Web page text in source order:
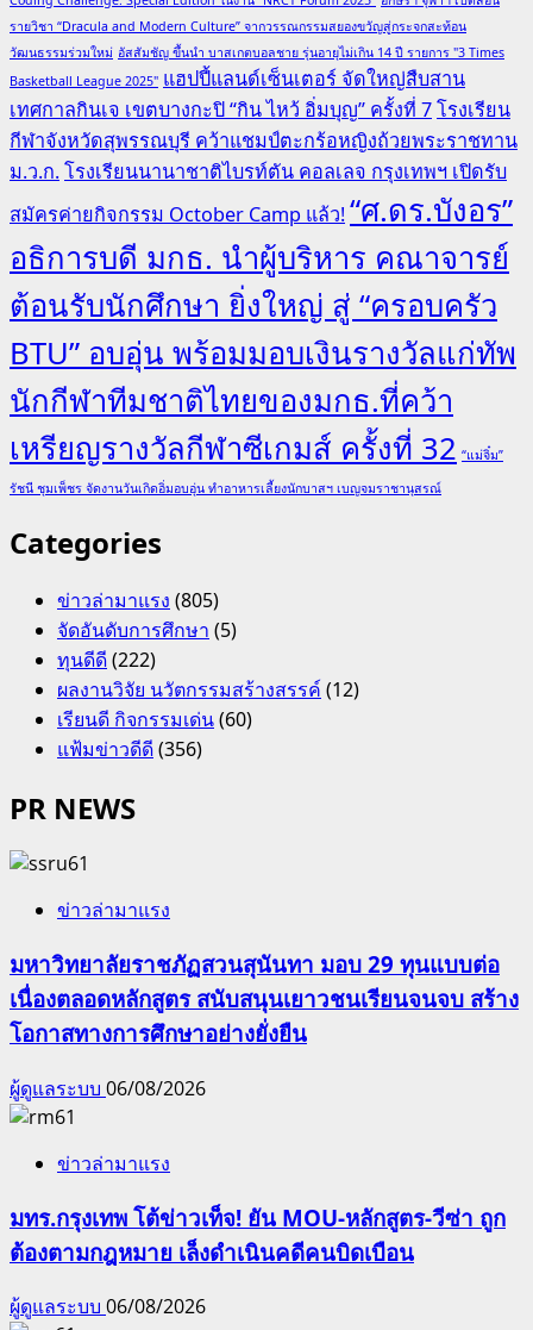
รายวิชา “Dracula and Modern Culture” จากวรรณกรรมสยองขวัญสู่กระจกสะท้อน
วัฒนธรรมร่วมใหม่ อัสสัมชัญ ขึ้นนำ บาสเกตบอลชาย รุ่นอายุไม่เกิน 14 ปี รายการ "3 Times
Basketball League 2025" แฮปปี้แลนด์เซ็นเตอร์ จัดใหญ่สืบสาน
เทศกาลกินเจ เขตบางกะปิ “กิน ไหว้ อิ่มบุญ” ครั้งที่ 7โรงเรียน
กีฬาจังหวัดสุพรรณบุรี คว้าแชมป์ตะกร้อหญิงถ้วยพระราชทาน
ม.ว.ก.โรงเรียนนานาชาติไบรท์ตัน คอลเลจ กรุงเทพฯ เปิดรับ
สมัครค่ายกิจกรรม October Camp แล้ว!“ศ.ดร.บังอร”
อธิการบดี มกธ. นำผู้บริหาร คณาจารย์
ต้อนรับนักศึกษา ยิ่งใหญ่ สู่ “ครอบครัว
BTU” อบอุ่น พร้อมมอบเงินรางวัลแก่ทัพ
นักกีฬาทีมชาติไทยของมกธ.ที่คว้า
เหรียญรางวัลกีฬาซีเกมส์ ครั้งที่ 32 “แม่จิ๋ม”
รัชนี ชุมเพ็ชร จัดงานวันเกิดอิ่มอบอุ่น ทำอาหารเลี้ยงนักบาสฯ เบญจมราชานุสรณ์
Categories
ข่าวล่ามาแรง (805)
จัดอันดับการศึกษา (5)
ทุนดีดี(222)
ผลงานวิจัย นวัตกรรมสร้างสรรค์(12)
เรียนดี กิจกรรมเด่น(60)
แฟ้มข่าวดีดี(356)
PR NEWS
ข่าวล่ามาแรง
มหาวิทยาลัยราชภัฏสวนสุนันทา มอบ 29 ทุนแบบต่อ
เนื่องตลอดหลักสูตร สนับสนุนเยาวชนเรียนจนจบ สร้าง
โอกาสทางการศึกษาอย่างยั่งยืน
ผู้ดูแลระบบ 06/08/2026
ข่าวล่ามาแรง
มทร.กรุงเทพ โต้ข่าวเท็จ! ยัน MOU-หลักสูตร-วีซ่า ถูก
ต้องตามกฎหมาย เล็งดำเนินคดีคนบิดเบือน
ผู้ดูแลระบบ 06/08/2026